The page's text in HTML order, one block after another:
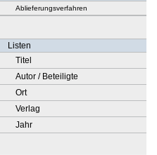
Ablieferungsverfahren
Listen
Titel
Autor / Beteiligte
Ort
Verlag
Jahr